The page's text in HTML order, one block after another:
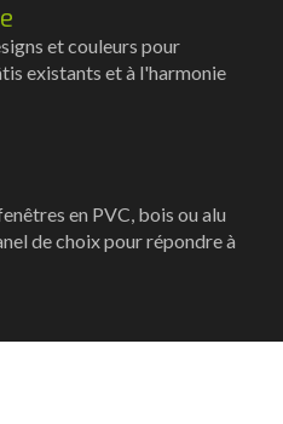
et couleurs pour
existants et à l'harmonie
en PVC, bois ou alu
de choix pour répondre à